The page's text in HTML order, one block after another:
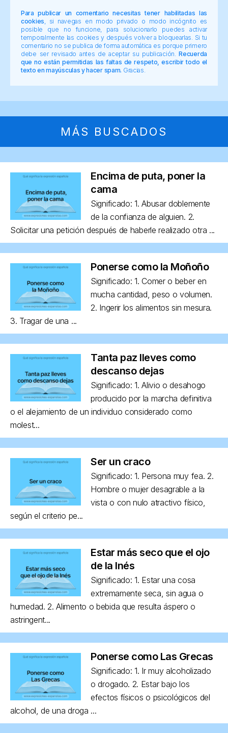
Para publicar un comentario necesitas tener habilitadas las
cookies , si navegas en modo privado o modo incógnito es
posible que no funcione, para solucionarlo puedes activar
temporalmente las cookies y después volver a bloquearlas. Si tu
comentario no se publica de forma automática es porque primero
debe ser revisado antes de aceptar su publicación.Recuerda
que no están permitidas las faltas de respeto, escribir todo el
texto en mayúsculas y hacer spam. Gracias.
MÁS BUSCADOS
Encima de puta, poner la
cama
Significado: 1. Abusar doblemente
de la confianza de alguien. 2.
Solicitar una petición después de haberle realizado otra ...
Ponerse como la Moñoño
Significado: 1. Comer o beber en
mucha cantidad, peso o volumen.
2. Ingerir los alimentos sin mesura.
3. Tragar de una ...
Tanta paz lleves como
descanso dejas
Significado: 1. Alivio o desahogo
producido por la marcha definitiva
o el alejamiento de un individuo considerado como
molest...
Ser un craco
Significado: 1. Persona muy fea. 2.
Hombre o mujer desagrable a la
vista o con nulo atractivo físico,
según el criterio pe...
Estar más seco que el ojo
de la Inés
Significado: 1. Estar una cosa
extremamente seca, sin agua o
humedad. 2. Alimento o bebida que resulta áspero o
astringent...
Ponerse como Las Grecas
Significado: 1. Ir muy alcoholizado
o drogado. 2. Estar bajo los
efectos físicos o psicológicos del
alcohol, de una droga ...